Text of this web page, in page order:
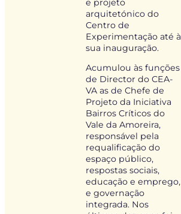
e projeto
arquitetónico do
Centro de
Experimentação até à
sua inauguração.
Acumulou às funções
de Director do CEA-
VA as de Chefe de
Projeto da Iniciativa
Bairros Críticos do
Vale da Amoreira,
responsável pela
requalificação do
espaço público,
respostas sociais,
educação e emprego,
e governação
integrada. Nos